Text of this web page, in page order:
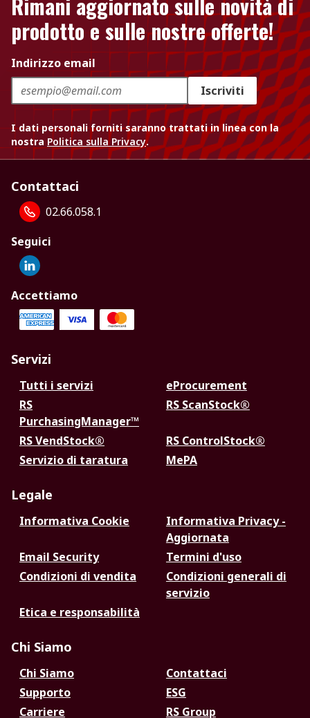
prodotto e sulle nostre offerte!
Indirizzo email
Iscriviti
I dati personali forniti saranno trattati in linea con la
nostra Politica sulla Privacy.
Contattaci
02.66.058.1
Seguici
Accettiamo
Servizi
Tutti i servizi
eProcurement
RS
PurchasingManager™
RS ScanStock®
RS VendStock®
RS ControlStock®
Servizio di taratura
MePA
Legale
Informativa Cookie
Informativa Privacy -
Aggiornata
Email Security
Termini d'uso
Condizioni di vendita
Condizioni generali di
servizio
Etica e responsabilità
Chi Siamo
Chi Siamo
Contattaci
Supporto
ESG
Carriere
RS Group